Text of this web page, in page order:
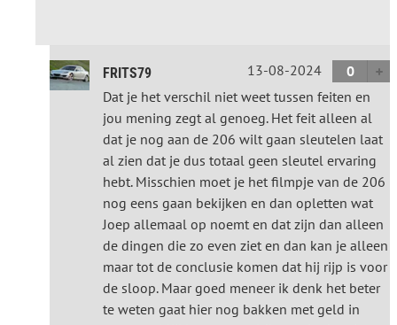
FRITS79 13-08-2024
0
Dat je het verschil niet weet tussen feiten en
jou mening zegt al genoeg. Het feit alleen al
dat je nog aan de 206 wilt gaan sleutelen laat
al zien dat je dus totaal geen sleutel ervaring
hebt. Misschien moet je het filmpje van de 206
nog eens gaan bekijken en dan opletten wat
Joep allemaal op noemt en dat zijn dan alleen
de dingen die zo even ziet en dan kan je alleen
maar tot de conclusie komen dat hij rijp is voor
de sloop. Maar goed meneer ik denk het beter
te weten gaat hier nog bakken met geld in